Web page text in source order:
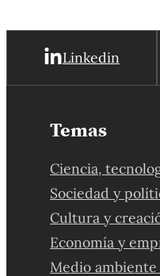
Linkedin
Temas
Ciencia,
Sociedad y
Cultura y
Economía y
Medio